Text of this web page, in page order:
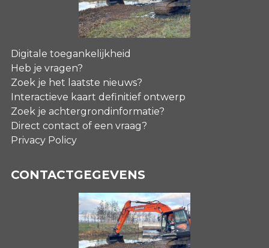
Digitale toegankelijkheid
Heb je vragen?
Zoek je het laatste nieuws?
Interactieve kaart definitief ontwerp
Zoek je achtergrondinformatie?
Direct contact of een vraag?
Privacy Policy
CONTACTGEGEVENS